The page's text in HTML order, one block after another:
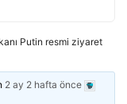
Putin resmi ziyaret
2 ay 2 hafta önce